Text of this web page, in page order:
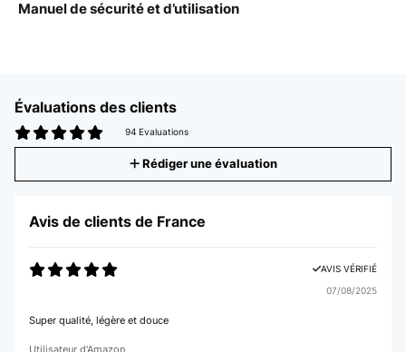
Manuel de sécurité et d’utilisation
Évaluations des clients
94 Evaluations
Rédiger une évaluation
Avis de clients de France
AVIS VÉRIFIÉ
07/08/2025
Super qualité, légère et douce
Utilisateur d'Amazon